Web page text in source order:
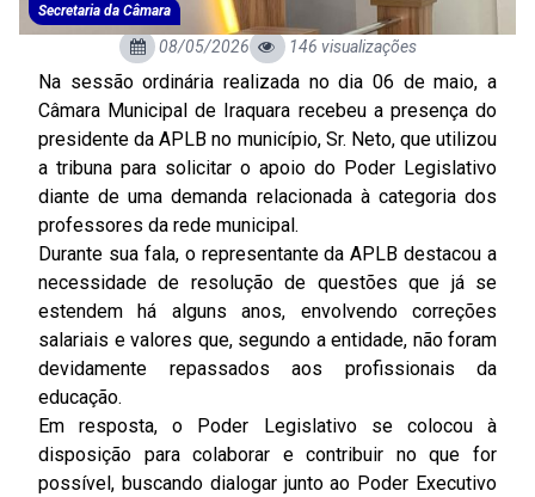
Secretaria da Câmara
08/05/2026 146 visualizações
Na sessão ordinária realizada no dia 06 de maio, a
Câmara Municipal de Iraquara recebeu a presença do
presidente da APLB no município, Sr. Neto, que utilizou
a tribuna para solicitar o apoio do Poder Legislativo
diante de uma demanda relacionada à categoria dos
professores da rede municipal.
Durante sua fala, o representante da APLB destacou a
necessidade de resolução de questões que já se
estendem há alguns anos, envolvendo correções
salariais e valores que, segundo a entidade, não foram
devidamente repassados aos profissionais da
educação.
Em resposta, o Poder Legislativo se colocou à
disposição para colaborar e contribuir no que for
possível, buscando dialogar junto ao Poder Executivo